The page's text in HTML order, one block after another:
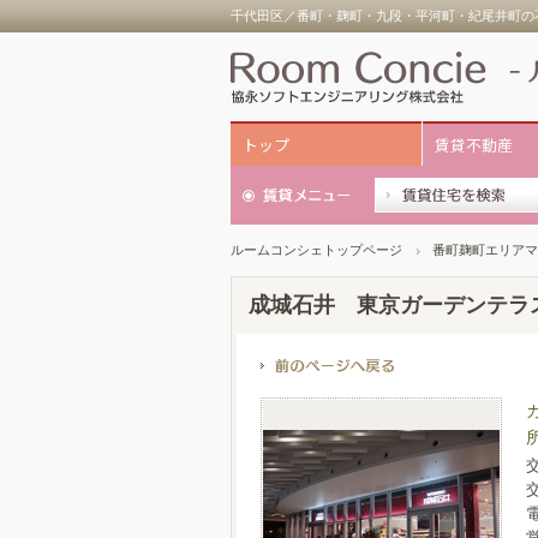
千代田区／番町・麹町・九段・平河町・紀尾井町
トップ 賃貸不動産
ルームコンシェトップページ 番町麹町エリア
成城石井 東京ガーデンテラ